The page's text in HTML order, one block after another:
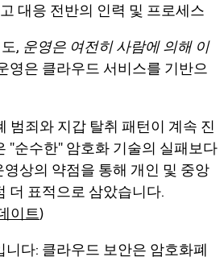
대응 전반의 인력 및 프로세스
, 운영은 여전히 사람에 의해 이
영은 클라우드 서비스를 기반으
범죄와 지갑 탈취 패턴이 계속 진
"순수한" 암호화 기술의 실패보다
영상의 약점을 통해 개인 및 중앙
더 표적으로 삼았습니다.
이트)
니다: 클라우드 보안은 암호화폐